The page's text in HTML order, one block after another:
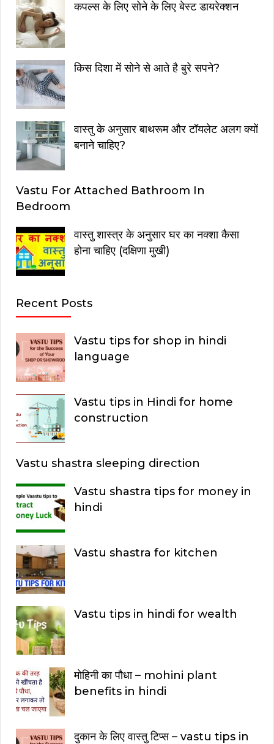
कपल्स के लिए सोने के लिए बेस्ट डायरेक्शन
किस दिशा में सोने से आते है बुरे सपने?
वास्तु के अनुसार बाथरूम और टॉयलेट अलग क्यों
बनाने चाहिए?
Vastu For Attached Bathroom In
Bedroom
वास्तु शास्त्र के अनुसार घर का नक्शा कैसा
होना चाहिए (दक्षिणा मुखी)
Recent Posts
Vastu tips for shop in hindi
language
Vastu tips in Hindi for home
construction
Vastu shastra sleeping direction
Vastu shastra tips for money in
hindi
Vastu shastra for kitchen
Vastu tips in hindi for wealth
मोहिनी का पौधा – mohini plant
benefits in hindi
दुकान के लिए वास्तु टिप्स – vastu tips in